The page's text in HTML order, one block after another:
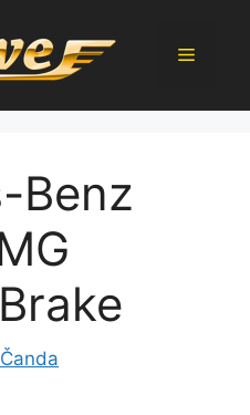
Menu
Benz